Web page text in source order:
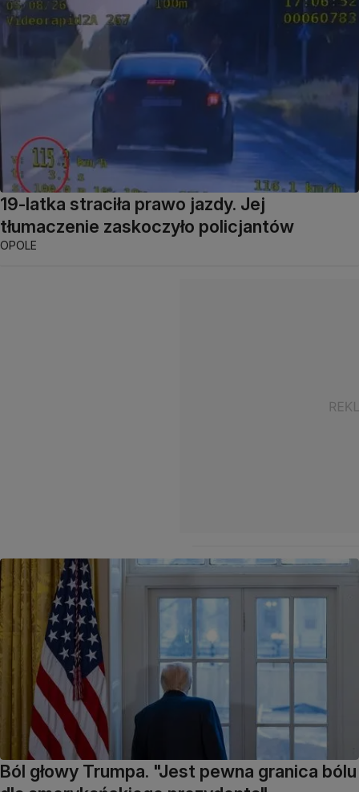
19-latka straciła prawo jazdy. Jej
tłumaczenie zaskoczyło policjantów
OPOLE
Ból głowy Trumpa. "Jest pewna granica bólu